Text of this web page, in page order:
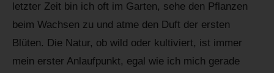
letzter Zeit bin ich oft im Garten, sehe den Pflanzen
beim Wachsen zu und atme den Duft der ersten
Blüten. Die Natur, ob wild oder kultiviert, ist immer
mein erster Anlaufpunkt, egal wie ich mich gerade